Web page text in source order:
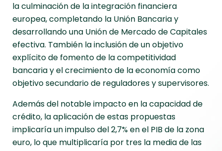
la culminación de la integración financiera
europea, completando la Unión Bancaria y
desarrollando una Unión de Mercado de Capitales
efectiva. También la inclusión de un objetivo
explícito de fomento de la competitividad
bancaria y el crecimiento de la economía como
objetivo secundario de reguladores y supervisores.
Además del notable impacto en la capacidad de
crédito, la aplicación de estas propuestas
implicaría un impulso del 2,7% en el PIB de la zona
euro, lo que multiplicaría por tres la media de las